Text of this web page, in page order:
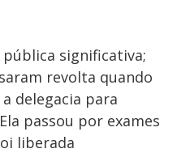
significativa;
revolta quando
delegacia para
passou por exames
liberada